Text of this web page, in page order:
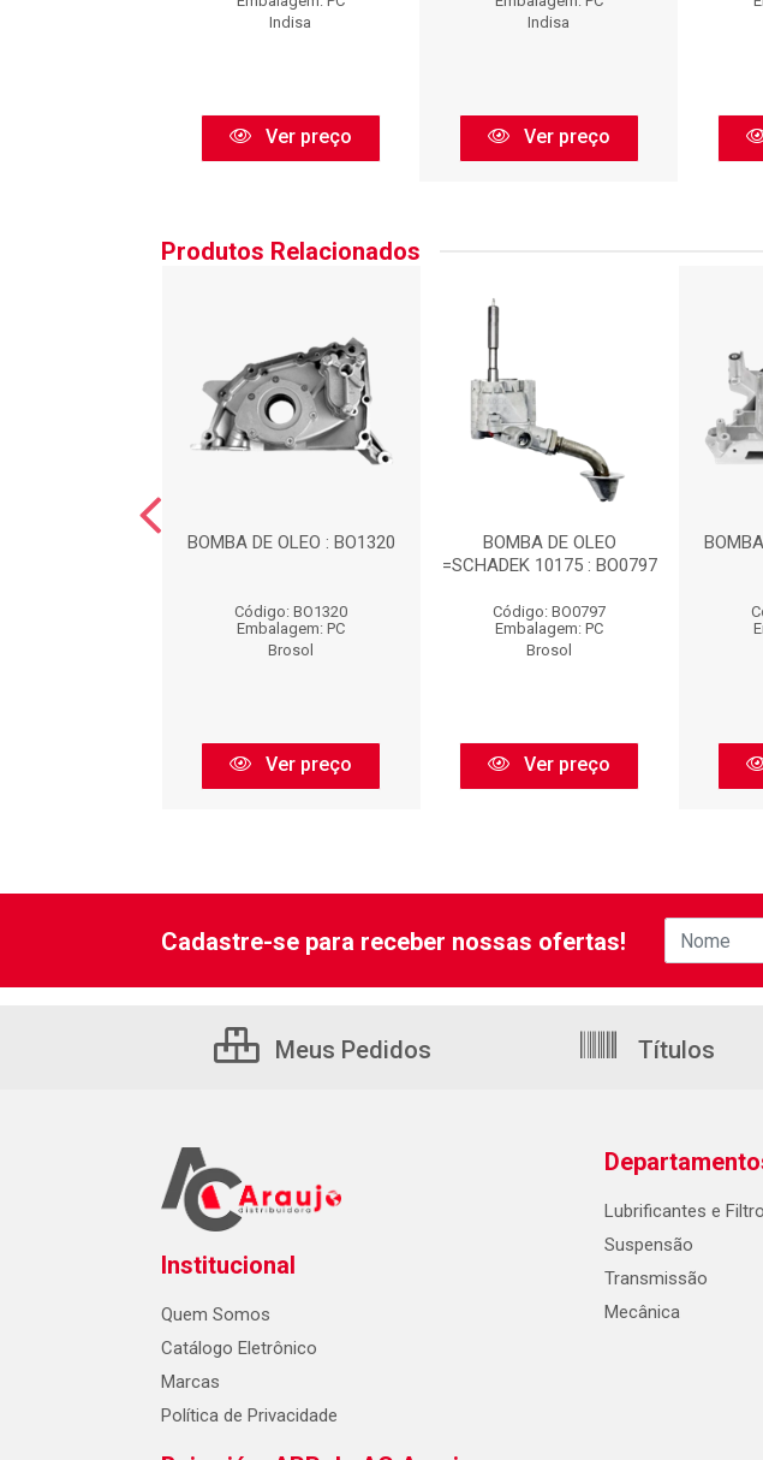
Indisa
Ver preço
Indisa
Ver preço
Produtos Relacionados
BOMBA DE OLEO : BO1320
Código: BO1320
Embalagem: PC
Brosol
Ver preço
BOMBA DE OLEO
=SCHADEK 10175 : BO0797
Código: BO0797
Embalagem: PC
Brosol
Ver preço
Cadastre-se para receber nossas ofertas!
Meus Pedidos Títulos
Institucional
Quem Somos
Catálogo Eletrônico
Marcas
Política de Privacidade
Lubrificantes e
Suspensão
Transmissão
Mecânica